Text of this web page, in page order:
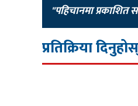
"पहिचानमा प्रकाशित
प्रतिक्रिया दिनुहोस्